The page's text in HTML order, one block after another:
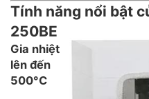
Tính năng nổi bật
250BE
Gia nhiệt
lên đến
500°C